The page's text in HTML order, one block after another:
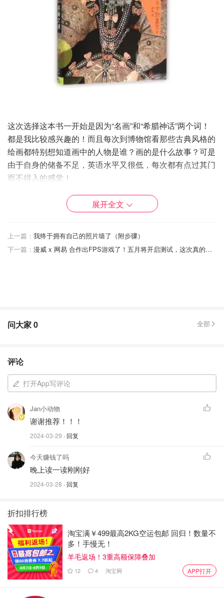
这次选择这本书一开始是因为“名画”和“希腊神话”两个词！
都是我比较感兴趣的！而且每次到博物馆看那些古典风格的
绘画都特别想知道画中的人物是谁？画的是什么故事？可是
由于自身的储备不足，英语水平又很低，每次都有点过其门
而不得入的感觉！
神话故事，用生动而富有时代感的轻松笔调，将读者引入绚
烂多姿的艺术世界。
我最喜欢的是她的叙事风格，轻快诙谐！如果说《艺术哲
学》中的丹纳像一位谆谆善诱、严肃威严的老师的话，那本
书的作者——中野京子就像以为一位同龄的朋友，以一种聊
展开全文
上一篇： 我终于拥有自己的照片墙了（附步骤）
下一篇：
漫威 x 网易 合作出FPS游戏了！五月将开启测试，这次真的要来“守望”漫威了！
问大家0 全部
评论
打开App写评论
Jan小动物
谢谢推荐！！！
2024-03-29 · 回复
今天赚钱了吗
晚上读一读刚刚好
2024-03-28 · 回复
折扣排行榜
淘宝满￥499最高2KG空运包邮 回归！数量不
多！手慢无！
羊毛返场！3重高额保障叠加
12 4 淘宝网 APP打开